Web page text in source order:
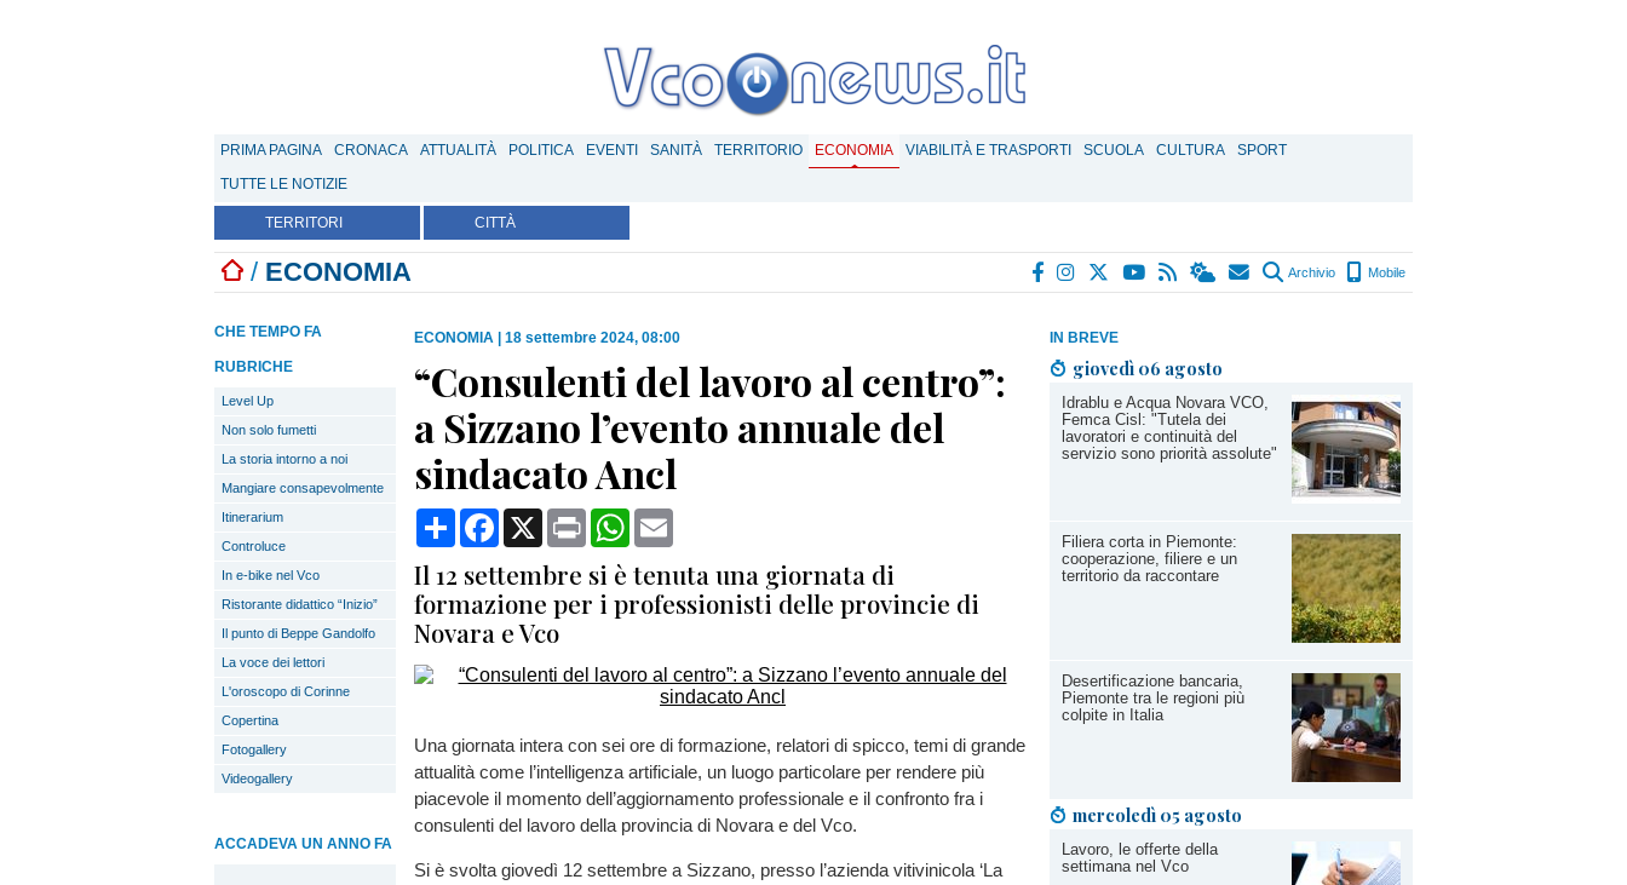
PRIMA PAGINA CRONACA ATTUALITÀ POLITICA EVENTI SANITÀ TERRITORIO ECONOMIA VIABILITÀ E TRASPORTI SCUOLA CULTURA
SPORT
TUTTE LE NOTIZIE
TERRITORI CITTÀ
/ ECONOMIA Archivio Mobile
IN BREVE
giovedì 06 agosto
Idrablu e Acqua Novara VCO,
Femca Cisl: "Tutela dei
lavoratori e continuità del
servizio sono priorità assolute"
Filiera corta in Piemonte:
cooperazione, filiere e un
territorio da raccontare
Desertificazione bancaria,
Piemonte tra le regioni più
colpite in Italia
mercoledì 05 agosto
Lavoro, le offerte della
settimana nel Vco
CHE TEMPO FA
RUBRICHE
Level Up
Non solo fumetti
La storia intorno a noi
Mangiare consapevolmente
Itinerarium
Controluce
In e-bike nel Vco
Ristorante didattico “Inizio”
Il punto di Beppe Gandolfo
La voce dei lettori
L'oroscopo di Corinne
Copertina
Fotogallery
Videogallery
ACCADEVA UN ANNO FA
ECONOMIA 18 settembre 2024, 08:00
“Consulenti del lavoro al centro”:
a Sizzano l’evento annuale del
sindacato Ancl
CondividiFacebook
X Print WhatsApp
Il 12 settembre si è tenuta una giornata di
formazione per i professionisti delle provincie di
Novara e Vco
Una giornata intera con sei ore di formazione, relatori di spicco, temi di grande
attualità come l’intelligenza artificiale, un luogo particolare per rendere più
piacevole il momento dell’aggiornamento professionale e il confronto fra i
consulenti del lavoro della provincia di Novara e del Vco.
Si è svolta giovedì 12 settembre a Sizzano, presso l’azienda vitivinicola ‘La